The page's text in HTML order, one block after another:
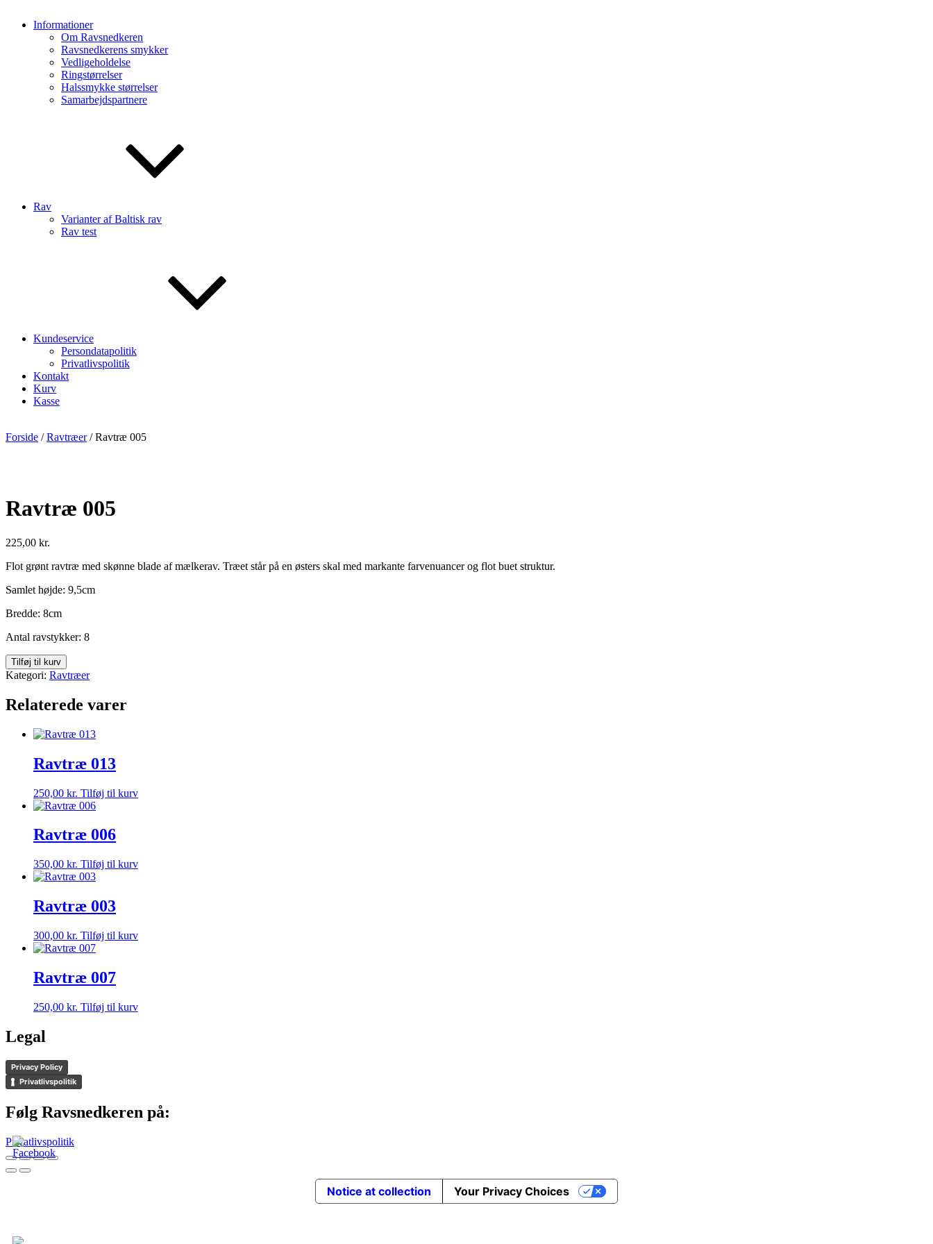
Informationer
Om Ravsnedkeren
Ravsnedkerens smykker
Vedligeholdelse
Ringstørrelser
Halssmykke størrelser
Samarbejdspartnere
Rav
Varianter af Baltisk rav
Rav test
Kundeservice
Persondatapolitik
Privatlivspolitik
Kontakt
Kurv
Kasse
Forside /Ravtræer/ Ravtræ 005
Ravtræ 005
225,00 kr.
Flot grønt ravtræ med skønne blade af mælkerav. Træet står på en østers skal med markante farvenuancer og flot buet struktur.
Samlet højde: 9,5cm
Bredde: 8cm
Antal ravstykker: 8
Ravtræ
005
Tilføj til kurv
Kategori: Ravtræer
Relaterede varer
Ravtræ 013
250,00 kr. Tilføj til kurv
Ravtræ 006
350,00 kr. Tilføj til kurv
Ravtræ 003
300,00 kr. Tilføj til kurv
Ravtræ 007
250,00 kr. Tilføj til kurv
Legal
Privacy Policy
Privatlivspolitik
Følg Ravsnedkeren på:
Privatlivspolitik
Notice at collection Your Privacy Choices